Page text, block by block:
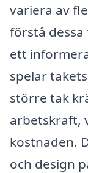
variera av
förstå
ett
spelar
större tak
arbetskraft,
kostnaden.
och design